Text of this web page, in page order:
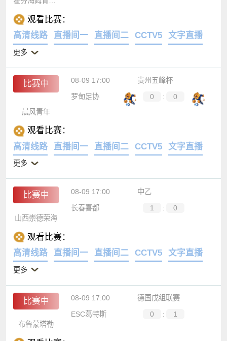
霍芬海姆青年女足
观看比赛：
高清线路
直播间一 直播间二 CCTV5 文字直播
更多
比赛中 08-09 17:00
贵州五峰杯
罗甸足协
0 :
0
晨风青年
观看比赛：
高清线路
直播间一 直播间二 CCTV5 文字直播
更多
比赛中 08-09 17:00
中乙
长春喜都
1 :
0
山西崇德荣海
观看比赛：
高清线路
直播间一 直播间二 CCTV5 文字直播
更多
比赛中 08-09 17:00
德国戊组联赛
ESC葛特斯
0 :
1
布鲁蒙塔勒